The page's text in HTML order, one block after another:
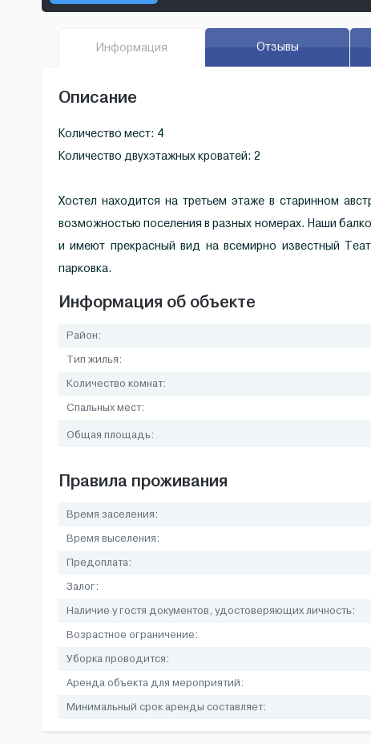
Информация Отзывы
Описание
Количество мест: 4
Количество двухэтажных кроватей: 2
Хостел находится на третьем этаже в старинном
возможностью поселения в разных номерах. Наши
и имеют прекрасный вид на всемирно известный
парковка.
Информация об объекте
Район:
Тип жилья:
Количество комнат:
Спальных мест:
Общая площадь:
Правила проживания
Время заселения:
Время выселения:
Предоплата:
Залог:
Наличие у гостя документов, удостоверяющих личность:
Возрастное ограничение:
Уборка проводится:
Аренда объекта для мероприятий:
Минимальный срок аренды составляет: